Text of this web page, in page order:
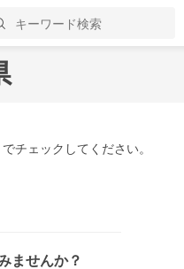
チェックしてください。
ませんか？